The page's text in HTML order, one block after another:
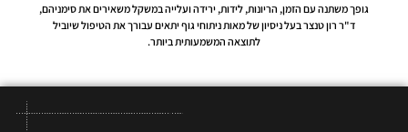
גופך משתנה עם הזמן, הריונות, לידות, ירידה ועלייה במשקל משאירים את סימניהם,
ד"ר רון טנצר בעל ניסיון של מאות ניתוחי גוף יתאים עבורך את הטיפול שיוביל
לתוצאה המשמעותית ביותר.